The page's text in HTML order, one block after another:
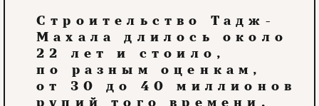
Строительство Тадж-
Махала длилось около
22 лет и стоило,
по разным оценкам,
от 30 до 40 миллионов
рупий того времени.